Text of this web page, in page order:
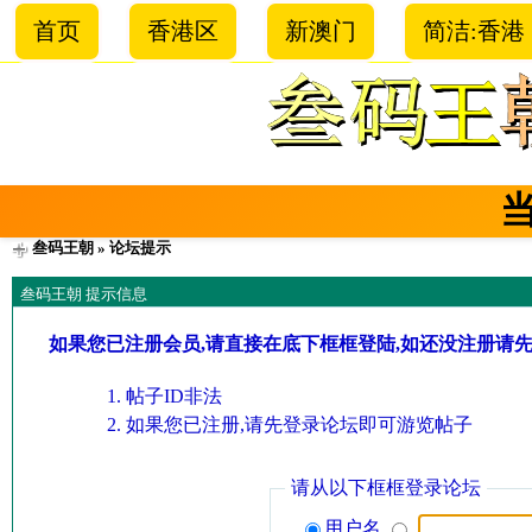
首页 香港区 新澳门 简洁:香港
叁码王朝 » 论坛提示
叁码王朝 提示信息
如果您已注册会员,请直接在底下框框登陆,如还没注册请
帖子ID非法
如果您已注册,请先登录论坛即可游览帖子
请从以下框框登录论坛
用户名